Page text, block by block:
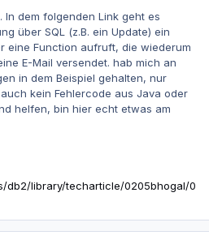
dem folgenden Link geht es
über SQL (z.B. ein Update) ein
eine Function aufruft, die wiederum
E-Mail versendet. hab mich an
in dem Beispiel gehalten, nur
kein Fehlercode aus Java oder
helfen, bin hier echt etwas am
db2/library/techarticle/0205bhogal/0